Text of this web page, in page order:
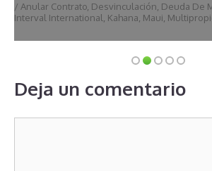
/ Anular Contrato, Desvinculación, Deuda De
Interval International, Kahana, Maui,
Deja un comentario